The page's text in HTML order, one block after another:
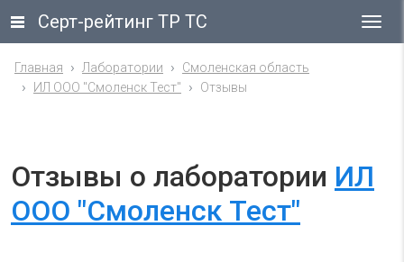
Серт-рейтинг ТР ТС
Главная Лаборатории
Смоленская область
ИЛ ООО "Смоленск Тест"
Отзывы
Отзывы о лаборатории ИЛ
ООО "Смоленск Тест"